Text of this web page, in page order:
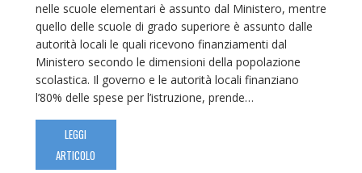
nelle scuole elementari è assunto dal Ministero, mentre
quello delle scuole di grado superiore è assunto dalle
autorità locali le quali ricevono finanziamenti dal
Ministero secondo le dimensioni della popolazione
scolastica. Il governo e le autorità locali finanziano
l’80% delle spese per l’istruzione, prende…
LEGGI
ARTICOLO